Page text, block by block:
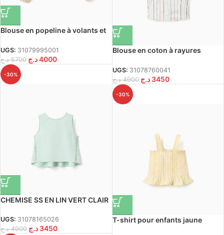
Blouse en popeline à volants et
filles, beige
UGS: 31079995001
5700 د.ج 4000د.ج
Blouse en coton à rayures
multicolore
UGS: 31078760041
4900 د.ج 3450 د.ج
-30%
CHEMISE SS EN LIN VERT CLAIR
UGS: 31078165026
4900 د.ج 3450 د.ج
-30%
T-shirt pour enfants jaune